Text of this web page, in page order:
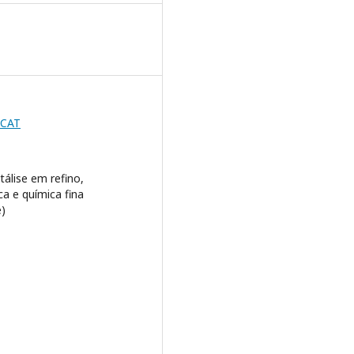
em refino,
e química fina